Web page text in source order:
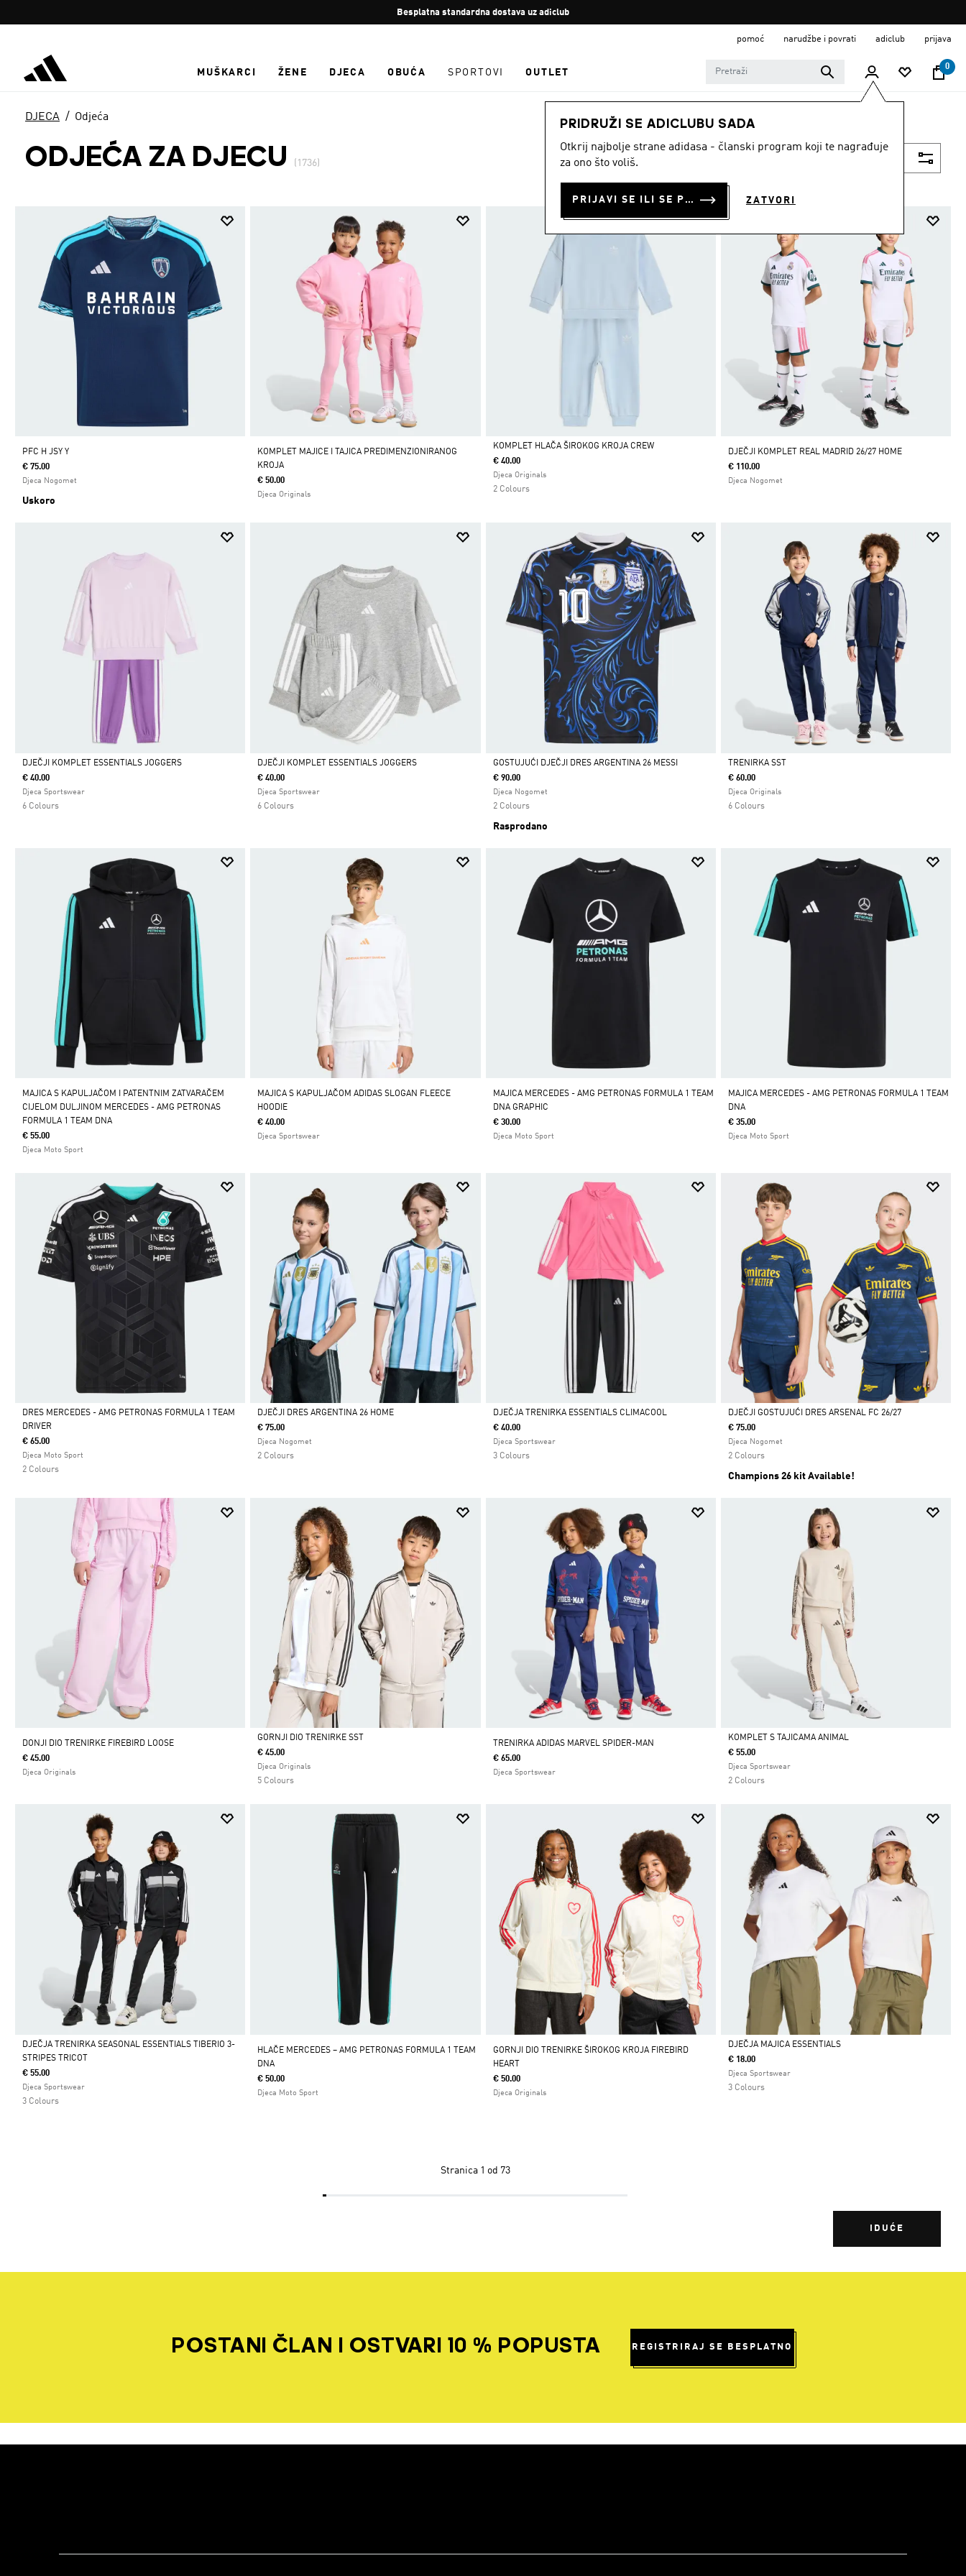
Zaustavi
rotaciju
Besplatna standardna dostava uz adiclub
pomoć narudžbe i povrati adiclub prijava
MUŠKARCI ŽENE DJECA OBUĆA SPORTOVI OUTLET
0
PRIDRUŽI SE ADICLUBU SADA
Otkrij najbolje strane adidasa - članski program koji te nagrađuje
za ono što voliš.
PRIJAVI SE ILI SE PRIDRUŽI SADA ZATVORI
DJECA Odjeća
ODJEĆA ZA DJECU (1736)
PFC H JSY Y
€ 75.00
Djeca Nogomet
Uskoro
KOMPLET MAJICE I TAJICA PREDIMENZIONIRANOG
KROJA
€ 50.00
Djeca Originals
Da
KOMPLET HLAČA ŠIROKOG KROJA CREW
€ 40.00
Djeca Originals
2 Colours
DJEČJI KOMPLET REAL MADRID 26/27 HOME
€ 110.00
Djeca Nogomet
Da
DJEČJI KOMPLET ESSENTIALS JOGGERS
€ 40.00
Djeca Sportswear
6 Colours
Da
DJEČJI KOMPLET ESSENTIALS JOGGERS
€ 40.00
Djeca Sportswear
6 Colours
Da
GOSTUJUĆI DJEČJI DRES ARGENTINA 26 MESSI
€ 90.00
Djeca Nogomet
2 Colours
Rasprodano
Da
TRENIRKA SST
€ 60.00
Djeca Originals
6 Colours
MAJICA S KAPULJAČOM I PATENTNIM ZATVARAČEM
CIJELOM DULJINOM MERCEDES - AMG PETRONAS
FORMULA 1 TEAM DNA
€ 55.00
Djeca Moto Sport
MAJICA S KAPULJAČOM ADIDAS SLOGAN FLEECE
HOODIE
€ 40.00
Djeca Sportswear
MAJICA MERCEDES - AMG PETRONAS FORMULA 1 TEAM
DNA GRAPHIC
€ 30.00
Djeca Moto Sport
MAJICA MERCEDES - AMG PETRONAS FORMULA 1 TEAM
DNA
€ 35.00
Djeca Moto Sport
Da
DRES MERCEDES - AMG PETRONAS FORMULA 1 TEAM
DRIVER
€ 65.00
Djeca Moto Sport
2 Colours
Da
DJEČJI DRES ARGENTINA 26 HOME
€ 75.00
Djeca Nogomet
2 Colours
Da
DJEČJA TRENIRKA ESSENTIALS CLIMACOOL
€ 40.00
Djeca Sportswear
3 Colours
Da
DJEČJI GOSTUJUĆI DRES ARSENAL FC 26/27
€ 75.00
Djeca Nogomet
2 Colours
Champions 26 kit Available!
DONJI DIO TRENIRKE FIREBIRD LOOSE
€ 45.00
Djeca Originals
Da
GORNJI DIO TRENIRKE SST
€ 45.00
Djeca Originals
5 Colours
TRENIRKA ADIDAS MARVEL SPIDER-MAN
€ 65.00
Djeca Sportswear
Da
KOMPLET S TAJICAMA ANIMAL
€ 55.00
Djeca Sportswear
2 Colours
Da
DJEČJA TRENIRKA SEASONAL ESSENTIALS TIBERIO 3-
STRIPES TRICOT
€ 55.00
Djeca Sportswear
3 Colours
HLAČE MERCEDES – AMG PETRONAS FORMULA 1 TEAM
DNA
€ 50.00
Djeca Moto Sport
GORNJI DIO TRENIRKE ŠIROKOG KROJA FIREBIRD
HEART
€ 50.00
Djeca Originals
Da
DJEČJA MAJICA ESSENTIALS
€ 18.00
Djeca Sportswear
3 Colours
Stranica 1 od 73
IDUĆE
POSTANI ČLAN I OSTVARI 10 % POPUSTA REGISTRIRAJ SE BESPLATNO